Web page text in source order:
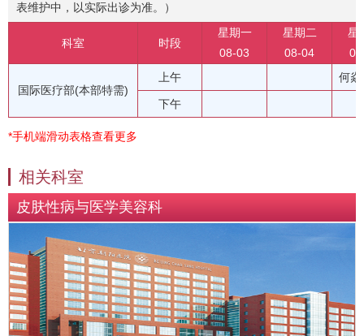
表维护中，以实际出诊为准。）
科室 时段
星期一
08-03
星期二
08-04
星
国际医疗部(本部特需)
上午 何
下午
*手机端滑动表格查看更多
相关科室
皮肤性病与医学美容科